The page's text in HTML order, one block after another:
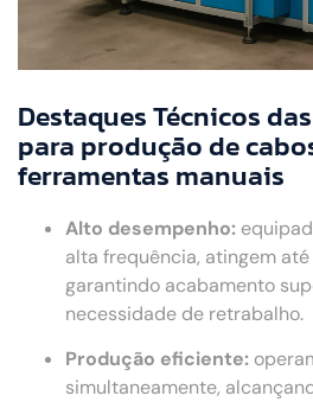
Destaques Técnicos
para produção de
ferramentas manuais
Alto desempenho:
alta frequência, atingem até
garantindo acabamento
necessidade de retrabalho.
Produção eficiente:
simultaneamente,